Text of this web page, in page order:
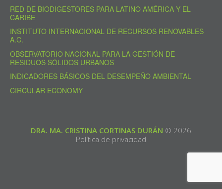
RED DE BIODIGESTORES PARA LATINO AMÉRICA Y EL
CARIBE
INSTITUTO INTERNACIONAL DE RECURSOS RENOVABLES
A.C.
OBSERVATORIO NACIONAL PARA LA GESTIÓN DE
RESIDUOS SÓLIDOS URBANOS
INDICADORES BÁSICOS DEL DESEMPEÑO AMBIENTAL
CIRCULAR ECONOMY
DRA. MA. CRISTINA CORTINAS DURÁN © 2026
Política de privacidad